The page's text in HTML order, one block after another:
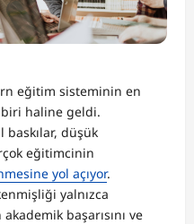
eğitim sisteminin en
haline geldi.
düşük
eğitimcinin
yol açıyor.
yalnızca
başarısını ve